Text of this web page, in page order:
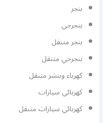
بنجر
بنجرجي
بنجر متنقل
بنجرجي متنقل
كهرباء وبنشر متنقل
كهربائي سيارات
كهربائي سيارات متنقل